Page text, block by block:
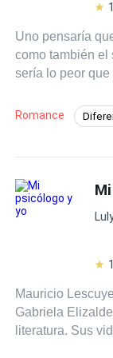
Uno pensaría
como también el
sería lo peor
alguien que cambiaría mi
como
nadie se entere
cuanto lo adoro y amo. Lo nuestro
niveles, los
pero digo
Romance
Mauricio
Gabriela
literatura. Sus vidas se verán enlazadas desde el día que